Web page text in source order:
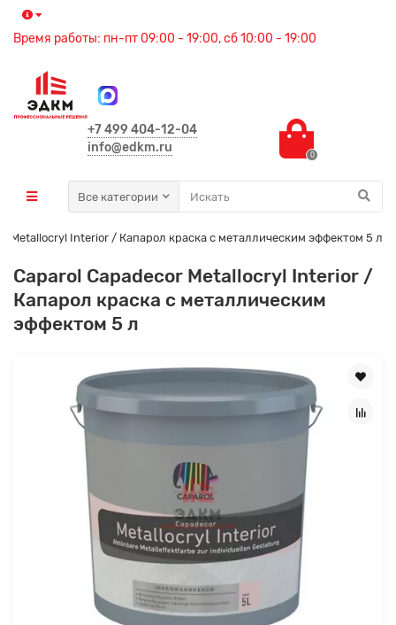
Время работы: пн-пт 09:00 - 19:00, сб 10:00 - 19:00
+7 499 404-12-04
info@edkm.ru
0
Все категории
Metallocryl Interior / Капарол краска с металлическим эффектом 5 л
Caparol Capadecor Metallocryl Interior /
Капарол краска с металлическим
эффектом 5 л